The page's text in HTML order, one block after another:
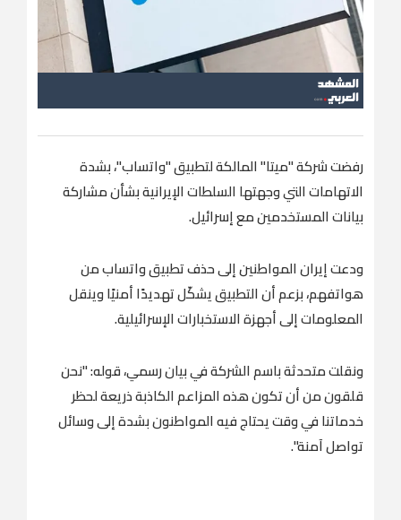
رفضت شركة "ميتا" المالكة لتطبيق "واتساب"، بشدة
الاتهامات التي وجهتها السلطات الإيرانية بشأن مشاركة
بيانات المستخدمين مع إسرائيل.
ودعت إيران المواطنين إلى حذف تطبيق واتساب من
هواتفهم، بزعم أن التطبيق يشكّل تهديدًا أمنيًا وينقل
المعلومات إلى أجهزة الاستخبارات الإسرائيلية.
ونقلت متحدثة باسم الشركة في بيان رسمي، قوله: "نحن
قلقون من أن تكون هذه المزاعم الكاذبة ذريعة لحظر
خدماتنا في وقت يحتاج فيه المواطنون بشدة إلى وسائل
تواصل آمنة".